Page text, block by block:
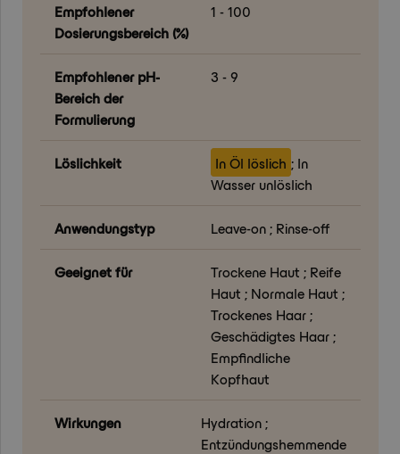
Empfohlener
Dosierungsbereich (%)
1 - 100
Empfohlener pH-
Bereich der
Formulierung
3 - 9
Löslichkeit In Öl löslich ; In
Wasser unlöslich
Anwendungstyp Leave-on ; Rinse-off
Geeignet für
Trockene Haut ; Reife
Haut ; Normale Haut ;
Trockenes Haar ;
Geschädigtes Haar ;
Empfindliche
Kopfhaut
Wirkungen
Hydration ;
Entzündungshemmende